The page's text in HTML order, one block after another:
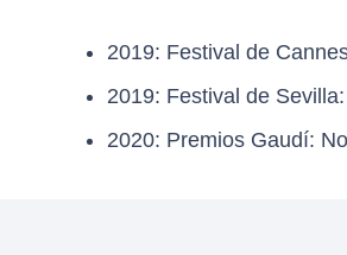
2019: Festival de
2019: Festival de
2020: Premios Gaudí: